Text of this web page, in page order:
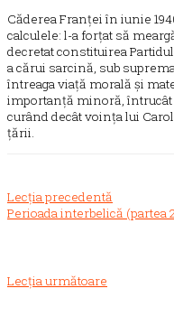
Căderea Franței în iunie
calculele: l-a forțat să
decretat constituirea
a cărui sarcină, sub
întreaga viață morală și
importanță minoră,
curând decât voința lui
țării.
Lecția precedentă
Perioada interbelică (partea
section
România
Lecția următoare